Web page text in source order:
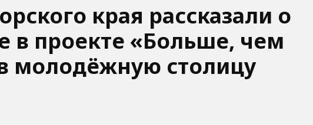
края рассказали о
в проекте «Больше, чем
молодёжную столицу